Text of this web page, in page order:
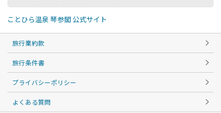
ことひら温泉 琴参閣 公式サイト
旅行業約款
旅行条件書
プライバシーポリシー
よくある質問